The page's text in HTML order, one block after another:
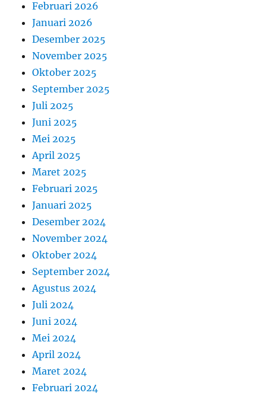
Februari 2026
Januari 2026
Desember 2025
November 2025
Oktober 2025
September 2025
Juli 2025
Juni 2025
Mei 2025
April 2025
Maret 2025
Februari 2025
Januari 2025
Desember 2024
November 2024
Oktober 2024
September 2024
Agustus 2024
Juli 2024
Juni 2024
Mei 2024
April 2024
Maret 2024
Februari 2024